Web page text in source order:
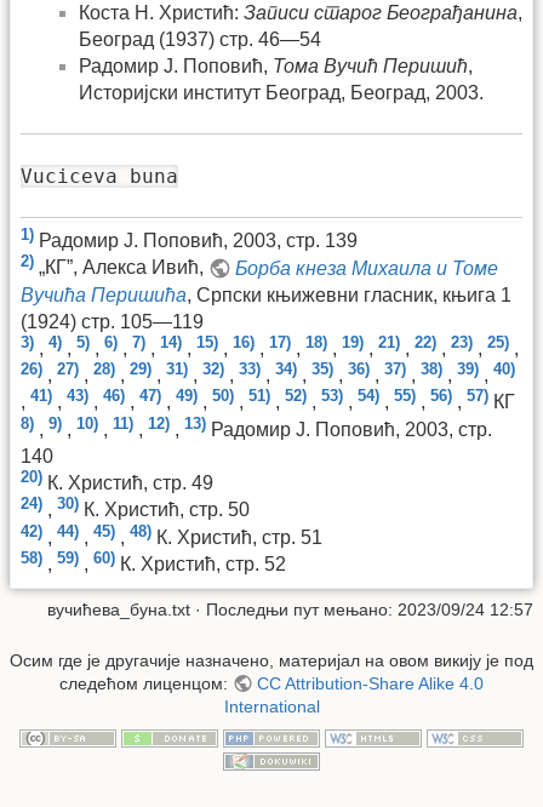
Коста Н. Христић: Записи старог Београђанина,
Београд (1937) стр. 46—54
Радомир Ј. Поповић, Тома Вучић Перишић,
Историјски институт Београд, Београд, 2003.
Vuciceva buna
1) Радомир Ј. Поповић, 2003, стр. 139
2) „КГ”, Алекса Ивић,
Борба кнеза Михаила и Томе
Вучића Перишића, Српски књижевни гласник, књига 1
(1924) стр. 105—119
3) , 4) , 5) , 6) , 7) , 14) , 15) , 16) , 17) , 18) , 19) , 21) , 22) , 23) , 25) ,
26) , 27) , 28) , 29) , 31) , 32) , 33) , 34) , 35) , 36) , 37) , 38) , 39) , 40)
, 41) , 43) , 46) , 47) , 49) , 50) , 51) , 52) , 53) , 54) , 55) , 56) , 57) КГ
8) , 9) , 10) , 11) , 12) , 13) Радомир Ј. Поповић, 2003, стр.
140
20) К. Христић, стр. 49
24) , 30) К. Христић, стр. 50
42) , 44) , 45) , 48) К. Христић, стр. 51
58) , 59) , 60) К. Христић, стр. 52
вучићева_буна.txt · Последњи пут мењано: 2023/09/24 12:57
Осим где је другачије назначено, материјал на овом викију је под
следећом лиценцом:
CC Attribution-Share Alike 4.0
International